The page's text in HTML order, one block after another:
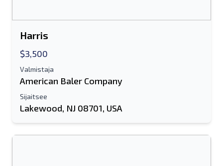
Harris
$3,500
Valmistaja
American Baler Company
Sijaitsee
Lakewood, NJ 08701, USA